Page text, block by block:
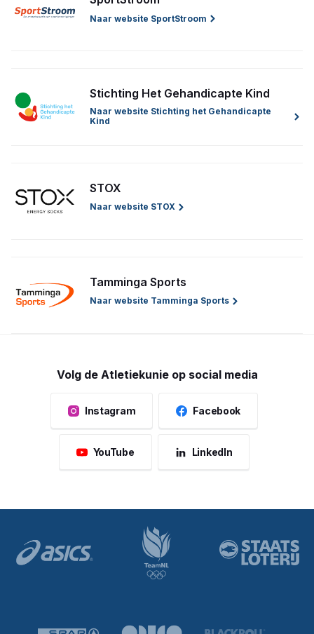
Naar website SportStroom
Stichting Het Gehandicapte Kind
Naar website Stichting het Gehandicapte
Kind
STOX
Naar website STOX
Tamminga Sports
Naar website Tamminga Sports
Volg de Atletiekunie op social media
Instagram Facebook
YouTube LinkedIn